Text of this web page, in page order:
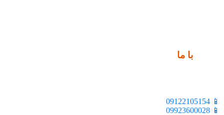
با ما
📱 09122105154
📱 09923600028